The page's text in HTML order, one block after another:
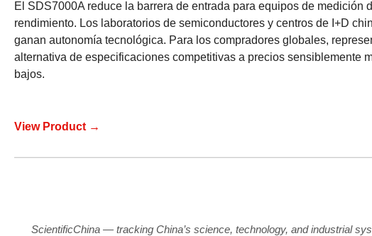
El SDS7000A reduce la barrera de entrada para equipos de medición
rendimiento. Los laboratorios de semiconductores y centros de I+D
ganan autonomía tecnológica. Para los compradores globales,
alternativa de especificaciones competitivas a precios sensiblemente
bajos.
View Product →
ScientificChina — tracking China’s science, technology, and industrial